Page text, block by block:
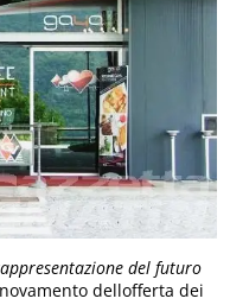
del futuro
dellofferta dei